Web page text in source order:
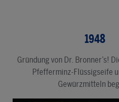
1948
Gründung von Dr. Bronner’s!
Pfefferminz-Flüssigseife
Gewürzmitteln